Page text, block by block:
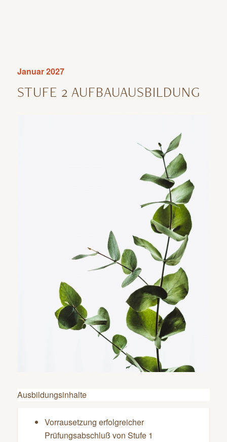
Januar 2027
STUFE 2 AUFBAUAUSBILDUNG
Ausbildungsinhalte
Vorrausetzung erfolgreicher
Prüfungsabschluß von Stufe 1